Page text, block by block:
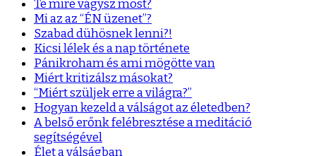
Te mire vágysz most?
Mi az az “ÉN üzenet”?
Szabad dühösnek lenni?!
Kicsi lélek és a nap története
Pánikroham és ami mögötte van
Miért kritizálsz másokat?
“Miért szüljek erre a világra?”
Hogyan kezeld a válságot az életedben?
A belső erőnk felébresztése a meditáció
segítségével
Élet a válságban